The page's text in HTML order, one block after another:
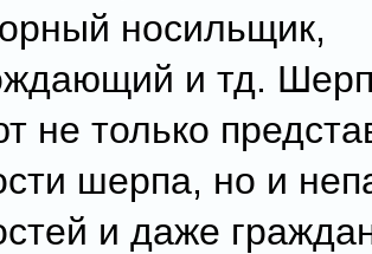
носильщик,
и тд.
не только
шерпа, но и
и даже